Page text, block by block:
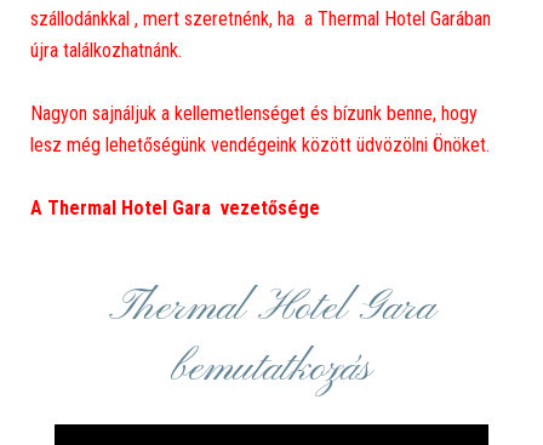
szállodánkkal , mert szeretnénk, ha a Thermal Hotel Garában
újra találkozhatnánk.
Nagyon sajnáljuk a kellemetlenséget és bízunk benne, hogy
lesz még lehetőségünk vendégeink között üdvözölni Önöket.
A Thermal Hotel Gara vezetősége
Thermal Hotel Gara
bemutatkozás